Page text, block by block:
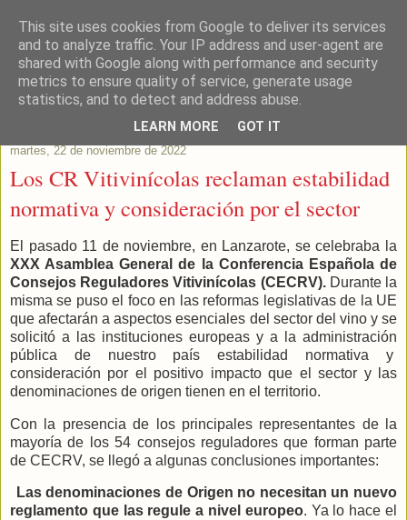
Este Vino Me Gusta
Vinos y más cosas
martes, 22 de noviembre de 2022
Los CR Vitivinícolas reclaman estabilidad
normativa y consideración por el sector
El pasado 11 de noviembre, en Lanzarote, se celebraba la
XXX Asamblea General de la Conferencia Española de
Consejos Reguladores Vitivinícolas (CECRV).Durante la
misma se puso el foco en las reformas legislativas de la UE
que afectarán a aspectos esenciales del sector del vino y se
solicitó a las instituciones europeas y a la administración
pública de nuestro país estabilidad normativa y
consideración por el positivo impacto que el sector y las
denominaciones de origen tienen en el territorio.
Con la presencia de los principales representantes de la
mayoría de los 54 consejos reguladores que forman parte
de CECRV, se llegó a algunas conclusiones importantes:
Las denominaciones de Origen no necesitan un nuevo
reglamento que las regule a nivel europeo. Ya lo hace el
This site uses cookies from Google to deliver its services
and to analyze traffic. Your IP address and user-agent are
shared with Google along with performance and security
metrics to ensure quality of service, generate usage
statistics, and to detect and address abuse.
LEARN MORE GOT IT